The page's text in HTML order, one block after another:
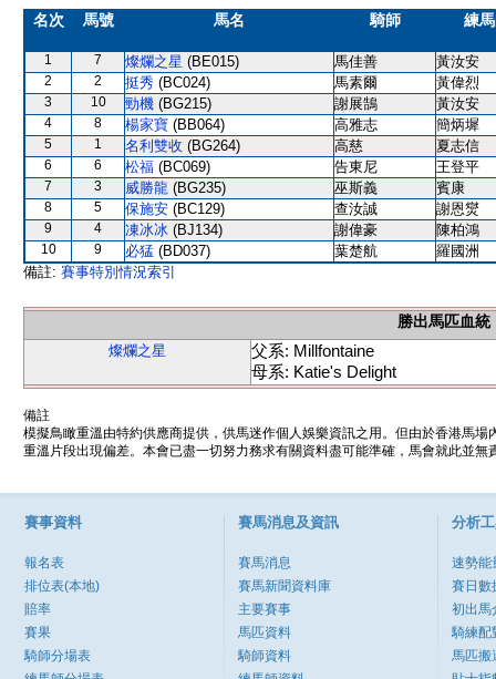
名次 馬號 馬名 騎師 練
1 7 燦爛之星 (BE015) 馬佳善 黃汝安
2 2 挺秀 (BC024) 馬素爾 黃偉烈
3 10 勁機 (BG215) 謝展鵠 黃汝安
4 8 楊家寶 (BB064) 高雅志 簡炳墀
5 1 名利雙收 (BG264) 高慈 夏志信
6 6 松福 (BC069) 告東尼 王登平
7 3 威勝龍 (BG235) 巫斯義 賓康
8 5 保施安 (BC129) 查汝誠 謝恩爕
9 4 凍冰冰 (BJ134) 謝偉豪 陳柏鴻
10 9 必猛 (BD037) 葉楚航
羅國洲
備註: 賽事特別情況索引
勝出馬匹血統
燦爛之星
父系: Millfontaine
母系: Katie's Delight
備註
模擬鳥瞰重溫由特約供應商提供，供馬迷作個人娛樂資訊之用。但由於香港馬
重溫片段出現偏差。本會已盡一切努力務求有關資料盡可能準確，馬會就此並
賽事資料
報名表
排位表(本地)
賠率
賽果
騎師分場表
賽馬消息及資訊
賽馬消息
賽馬新聞資料庫
主要賽事
馬匹資料
騎師資料
分析
速勢能
賽日數
初出馬
騎練配
馬匹搬